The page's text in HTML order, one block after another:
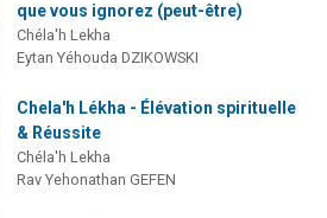
que vous ignorez (peut-être)
Chéla'h Lekha
Eytan Yéhouda DZIKOWSKI
Chela'h Lékha - Élévation spirituelle
& Réussite
Chéla'h Lekha
Rav Yehonathan GEFEN